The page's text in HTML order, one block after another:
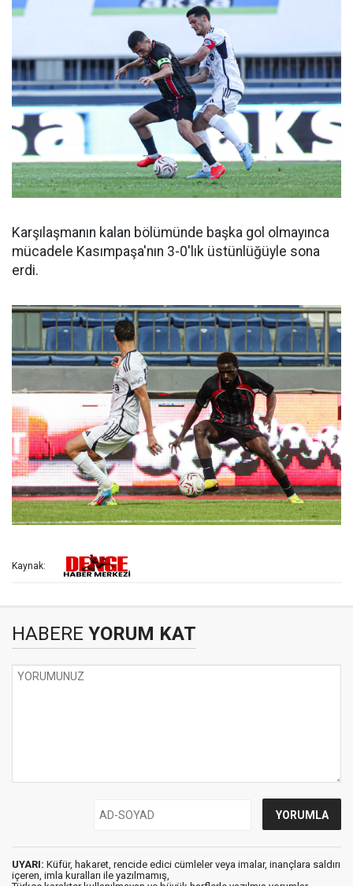
Karşılaşmanın kalan bölümünde başka gol olmayınca
mücadele Kasımpaşa'nın 3-0'lık üstünlüğüyle sona
erdi.
Kaynak:
HABERE YORUM KAT
UYARI: Küfür, hakaret, rencide edici cümleler veya imalar, inançlara saldırı
içeren, imla kuralları ile yazılmamış,